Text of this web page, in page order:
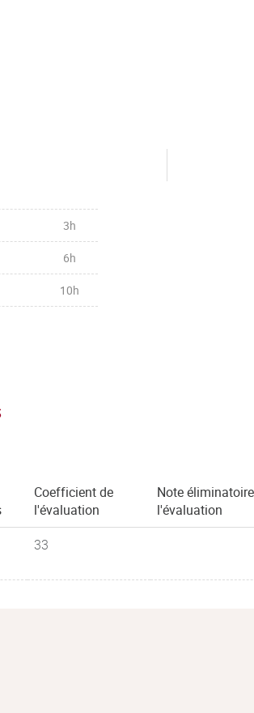
3h
6h
10h
Coefficient de
l'évaluation
Note
l'évaluation
33